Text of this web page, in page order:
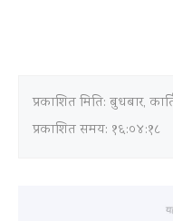
प्रकाशित मिति: बुधबार,
प्रकाशित समय: १६:०४:१८